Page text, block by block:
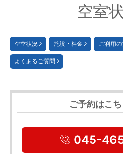
空室
空室状況 施設・料金 ご利用
よくあるご質問
ご予約はこ
045-